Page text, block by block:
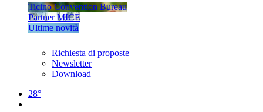
Ticino Convention Bureau
Partner MICE
Ultime novità
Richiesta di proposte
Newsletter
Download
28°